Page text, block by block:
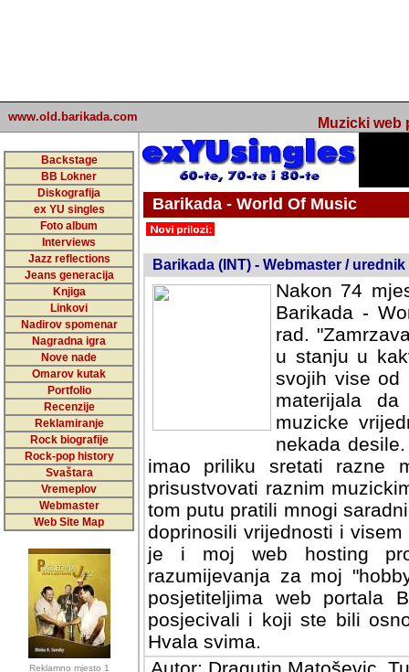
www.old.barikada.com Muzicki web
Backstage
BB Lokner
Diskografija
ex YU singles
Foto album
Interviews
Jazz reflections
Jeans generacija
Knjiga
Linkovi
Nadirov spomenar
Nagradna igra
Nove nade
Omarov kutak
Portfolio
Recenzije
Reklamiranje
Rock biografije
Rock-pop history
Svaštara
Vremeplov
Webmaster
Web Site Map
Reklamno mjesto 1
Barikada - World Of Music
Barikada (INT) - Webmaster / urednik
Nakon 74
Barikada -
rad.
u stanju u
svojih vise od
materijala
muzicke
nekada
imao priliku sretati razne
prisustvovati raznim
tom putu pratili mnogi
doprinosili vrijednosti i
je i moj web hosting
razumijevanja za moj
posjetiteljima web portala
posjecivali i koji ste bili
Hvala svima.